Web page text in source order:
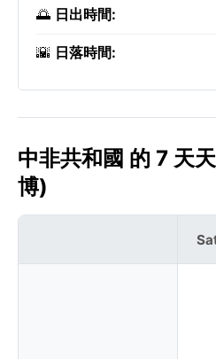
🌅 日出時間:
🌇 日落時間:
中非共和國 的 7 天
博)